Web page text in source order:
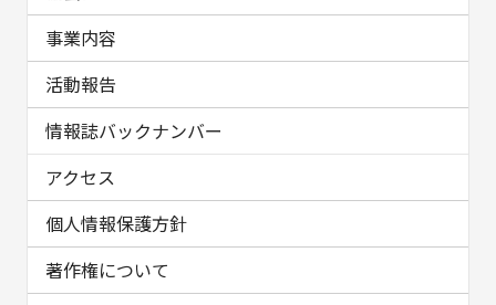
事業内容
活動報告
情報誌バックナンバー
アクセス
個人情報保護方針
著作権について